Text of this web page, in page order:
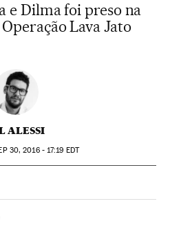
e Dilma foi preso na
Lava Jato
ALESSI
30, 2016 - 17:19 EDT
Sociales